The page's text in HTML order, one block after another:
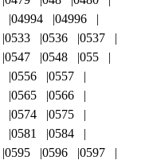
04994
04996
0533 0536
0537
0547 0548
055
0556
0557
0565
0566
0574
0575
0581
0584
0595 0596
0597